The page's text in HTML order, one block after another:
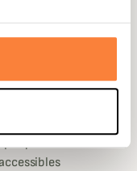
pour
Sa coupe
arrondi sur l'avant
plaquées sur l'avant